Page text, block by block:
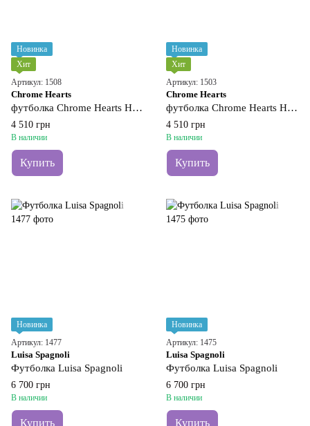
Новинка
Хит
Артикул: 1508
Chrome Hearts
футболка Chrome Hearts Hong Kong 20
4 510 грн
В наличии
Купить
Новинка
Хит
Артикул: 1503
Chrome Hearts
футболка Chrome Hearts Hong Kong 20
4 510 грн
В наличии
Купить
Новинка
Артикул: 1477
Luisa Spagnoli
Футболка Luisa Spagnoli
6 700 грн
В наличии
Купить
Новинка
Артикул: 1475
Luisa Spagnoli
Футболка Luisa Spagnoli
6 700 грн
В наличии
Купить